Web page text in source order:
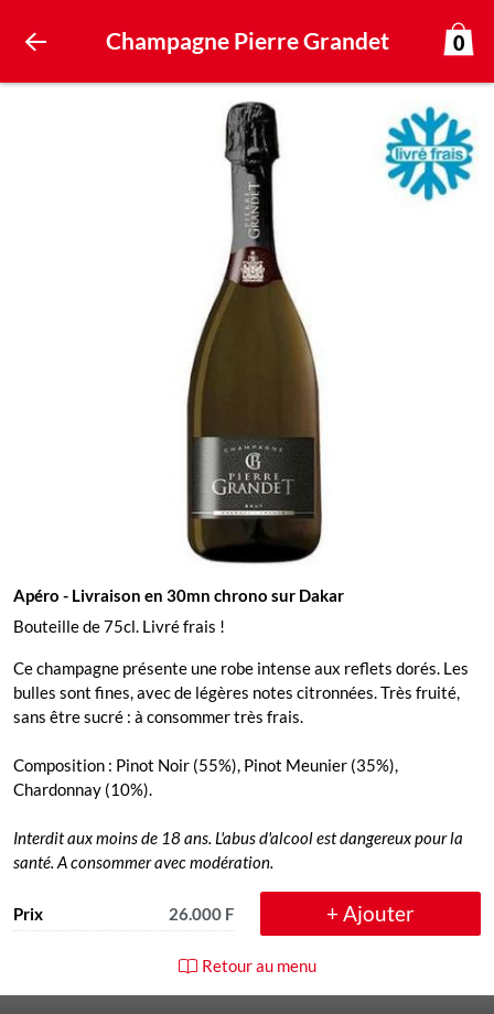
Champagne Pierre Grandet 0
Apéro - Livraison en 30mn chrono sur Dakar
Bouteille de 75cl. Livré frais !
Ce champagne présente une robe intense aux reflets dorés. Les
bulles sont fines, avec de légères notes citronnées. Très fruité,
sans être sucré : à consommer très frais.
Composition : Pinot Noir (55%), Pinot Meunier (35%),
Chardonnay (10%).
Interdit aux moins de 18 ans. L'abus d'alcool est dangereux pour la
santé. A consommer avec modération.
Prix 26.000 F + Ajouter
Retour au menu